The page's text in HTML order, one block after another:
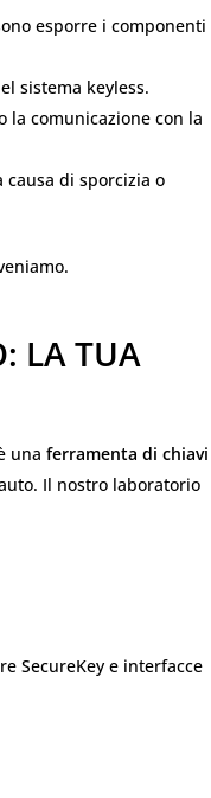
esporre i componenti
sistema keyless.
la comunicazione con la
di sporcizia o
LA TUA
una ferramenta di chiavi
Il nostro laboratorio
SecureKey e interfacce